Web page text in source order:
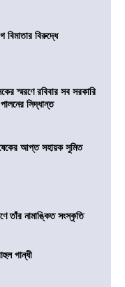
বিরুদ্ধে
স্মরণে রবিবার সব সরকারি
সিদ্ধান্ত
আপ্ত সহায়ক সুমিত
তাঁর নামাঙ্কিত সংস্কৃতি
গান্ধী